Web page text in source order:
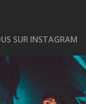
SUR INSTAGRAM